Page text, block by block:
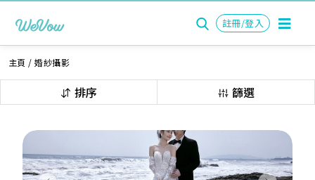
註冊/登入
主頁 /婚紗攝影
排序 篩選